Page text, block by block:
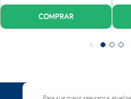
A madeira contém tratamento antifungos e
100% poliéster gramatura 67g.
38 cm já com os pés (25 cm de altura
COMPRAR